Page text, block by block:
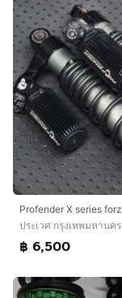
ประเวศ กรุงเทพมหานคร
฿ 6,500